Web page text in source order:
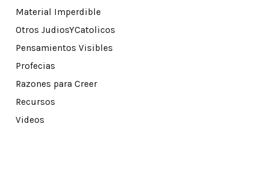
Material Imperdible
Otros JudiosYCatolicos
Pensamientos Visibles
Profecias
Razones para Creer
Recursos
Videos